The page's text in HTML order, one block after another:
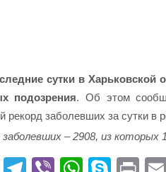
сутки в Харьковской
подозрения. Об этом
рекорд заболевших за сутки в
заболевших – 2908, из которых